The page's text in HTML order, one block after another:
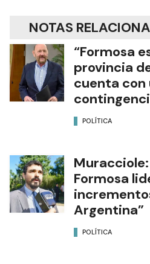
NOTAS
“Formosa
provincia
cuenta con
POLÍTICA
Formosa
Argentina”
POLÍTICA